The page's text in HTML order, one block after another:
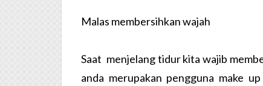
Malas membersihkan wajah
Saat menjelang tidur kita wajib
anda merupakan pengguna make